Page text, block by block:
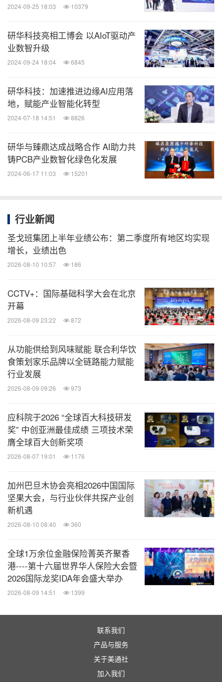
息、企业并购消息。扫描二维码，立即订
关键词：教育 采矿/五金 电信业
一般制
造业
分享到：
2024-09-25 18:03 10379
研华科技亮相工博会 以AIoT驱动产
业数智升级
2024-09-24 18:04 6845
研华科技：加速推进边缘AI应用落
地，赋能产业智能化转型
2024-07-18 14:51 8826
研华与臻鼎达成战略合作 AI助力共
铸PCB产业数智化绿色化发展
2024-06-17 11:03 15201
行业新闻
圣戈班集团上半年业绩公布：第二季度所有地区均实现
增长，业绩出色
2026-08-10 10:57 186
CCTV+：国际基础科学大会在北京
开幕
2026-08-09 23:22 872
从功能供给到风味赋能 联合利华饮
食策划家乐品牌以全链路能力赋能
行业发展
2026-08-09 09:26 973
应科院于2026 “全球百大科技研发
奖” 中创亚洲最佳成绩 三项技术荣
膺全球百大创新奖项
2026-08-07 19:01 1176
加州巴旦木协会亮相2026中国国际
坚果大会，与行业伙伴共探产业创
新机遇
2026-08-10 08:40 360
全球1万余位金融保险菁英齐聚香
港----第十六届世界华人保险大会暨
2026国际龙奖IDA年会盛大举办
2026-08-09 14:51 1399
联系我们
产品与服务
关于美通社
加入我们